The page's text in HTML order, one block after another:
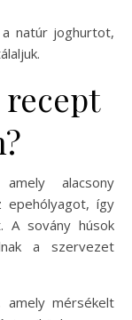
natúr joghurtot,
alacsony
így
A sovány húsok
a szervezet
amely mérsékelt